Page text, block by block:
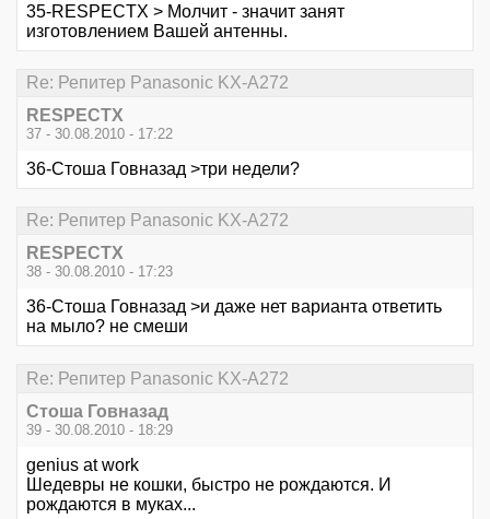
35-RESPECTX > Молчит - значит занят
изготовлением Вашей антенны.
Re: Репитер Panasonic KX-A272
RESPECTX
37 - 30.08.2010 - 17:22
36-Стоша Говназад >три недели?
Re: Репитер Panasonic KX-A272
RESPECTX
38 - 30.08.2010 - 17:23
36-Стоша Говназад >и даже нет варианта ответить
на мыло? не смеши
Re: Репитер Panasonic KX-A272
Стоша Говназад
39 - 30.08.2010 - 18:29
genius at work
Шедевры не кошки, быстро не рождаются. И
рождаются в муках...